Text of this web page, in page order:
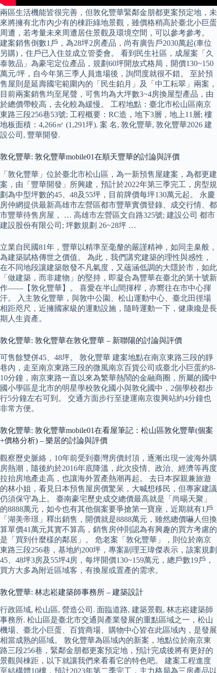
兩區生活機能皆很完善，但敦化豐華緊鄰金朋都更案預定地，未
來將擁有北市內少有的棟距綠地景觀，雖價格稍高於臺北小巨蛋
周遭，若考量未來周遭居住景觀及環境空間，可以參考參考。
建案銷售倒數1戶，為28坪2房產品，尚有廣告戶2030萬起(車位
另購)，住戶已入住並成立管委會。 看到民生社區，成屋案「久
泰敦品」為豪宅定位產品，規劃60坪開放式格局，開價130~150
萬元/坪，自今年第三季人員進場後，詢問度就很不錯。 至於預
售屋則是延壽國宅範圍內的「民生鉑月」及「中工耘翠」兩案，
目前兩案銷售均至尾聲，可售均為大坪數3~4房換屋型產品，由
於總價帶較高，去化較為緩慢。 工程地點：臺北市松山區南京
東路三段256巷53號; 工程概要：RC造，地下3層，地上11層; 樓
地板面積：4,266㎡ (1,291坪). 案 名, 敦化豐華, 敦化豐華2026 建
設公司, 豐華開發.
敦化豐華: 敦化豐華mobile01在順天豐華的討論與評價
「敦化豐華」位於臺北市松山區，為一新預售屋建案，為都更建
案，由「豐華開發」所興建，預計於2022年第三季完工，房型規
劃為中型坪數的45、48及55坪，目前牌價每坪130萬元起。 永慶
房仲網提供最新高雄市左營區都市豐華實價登錄、成交行情、都
市豐華待售房屋， … 高雄市左營區文自路325號; 建設公司 都市
建設股份有限公司; 坪數規劃 26~28坪 …
立業自民國81年，豐華以精準至毫釐的嚴謹精神，如同圭臬般，
為建築賦格傳世之價值。 為此，我們講究建築的理性與感性，
在不同地段讓建築散發不凡氣度，又蘊涵低調的大隱於市，如此
「做建築，而非建物」的堅持，即凝合為豐華在臺北的第十號新
作——【敦化豐華】。 喜愛在半山間揮桿，亦嚮往在市中心揮
汗。 入主敦化豐華，與敦中公園、松山運動中心、臺北田徑場
相距咫尺，近擁國家級的運動設施，隨時運動一下，健康纔是長
期人生資產。
敦化豐華: 敦化豐華在敦化豐華 – 新聯陽的討論與評價
可售餘雙併45、48坪。 敦化豐華 建案地點在南京東路三段的靜
巷內，走至南京東路三段的微風南京百貨公司或臺北小巨蛋約8-
10分鐘，南京東路一直以來為繁華熱鬧的金融商圈，所屬的國中
國小學區是北市的明星學校敦化國小與敦化國中，2個學校都步
行5分鐘左右可到。 交通方面步行至捷運南京復興站約4分鐘也
非常方便。
敦化豐華: 敦化豐華mobile01在看屋筆記：松山區敦化豐華(個案
+價格分析) – 樂居的討論與評價
觀察歷史脈絡，10年前受到臺灣房價封頂，逐漸出現一波海外購
房熱潮，隨後約於2016年底降溫，此次疫情、政治、經濟等再度
拉抬房地產走高，也讓海外置產熱潮再起。 去日本探親兼旅遊
的林小姐，看見日本預售屋房價驚呆，大喊想移民，但專家建議
仍須保守為上。 臺南豪宅歷史成交總價最高就是「尚暘天聚」
的8888萬元，如今也有其他個案要爭搶第一寶座，近期就有1戶
「湖美帝璟」釋出銷售，開價就是8888萬元，雖然總價嚇人但換
算單價41萬元其實不算高，銷售房仲則認為有興趣的買方考慮的
是「買到什麼樣的鄰居」。 危老案「敦化豐華」，則位於南京
東路三段256巷，基地約200坪，專案副理王瑋傑表示，該案規劃
45、48坪3房及55坪4房，每坪開價130~159萬元，總戶數19戶，
買方大多為附近區域客，有換屋或置產的需求。
敦化豐華: 林志崧建築師事務所 – 建築設計
行政區域, 松山區, 營造公司. 面臨道路, 建築景觀, 林志崧建築師
事務所. 松山區是臺北市交通與產業發展的重點區域之一，松山
機場、臺北小巨蛋、百貨商場、購物中心皆在此區域內，是發展
相當成熟的區域。 敦化豐華為區域內的新案，地點位於南京東
路三段256巷，緊鄰金朋都更案預定地，預計完成後將有更好的
景觀與棟距，以下就讓我們來看看它的特色吧。 建案工程進度
至結構體10樓，預計2023年第二季完工，主力格局為三房產品以